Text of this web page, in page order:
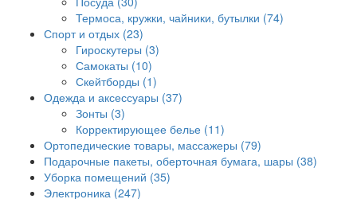
Термоса, кружки, чайники, бутылки (74)
Спорт и отдых (23)
Гироскутеры (3)
Самокаты (10)
Скейтборды (1)
Одежда и аксессуары (37)
Зонты (3)
Корректирующее белье (11)
Ортопедические товары, массажеры (79)
Подарочные пакеты, оберточная бумага, шары (38)
Уборка помещений (35)
Электроника (247)